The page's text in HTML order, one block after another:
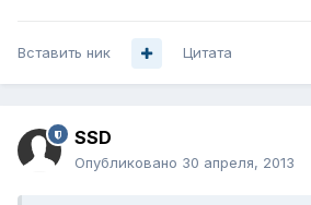
Вставить ник Цитата
SSD
Опубликовано 30 апреля, 2013